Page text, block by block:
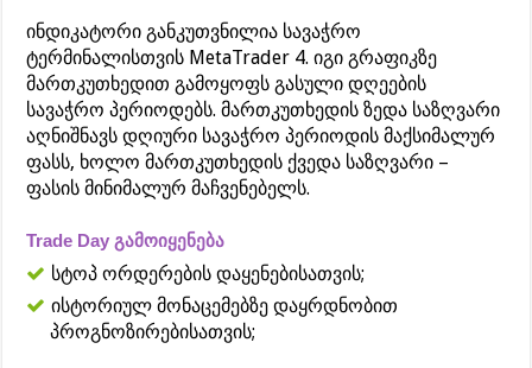
ინდიკატორი განკუთვნილია სავაჭრო
ტერმინალისთვის MetaTrader 4. იგი გრაფიკზე
მართკუთხედით გამოყოფს გასული დღეების
სავაჭრო პერიოდებს. მართკუთხედის ზედა საზღვარი
აღნიშნავს დღიური სავაჭრო პერიოდის მაქსიმალურ
ფასს, ხოლო მართკუთხედის ქვედა საზღვარი –
ფასის მინიმალურ მაჩვენებელს.
Trade Day გამოიყენება
სტოპ ორდერების დაყენებისათვის;
ისტორიულ მონაცემებზე დაყრდნობით
პროგნოზირებისათვის;